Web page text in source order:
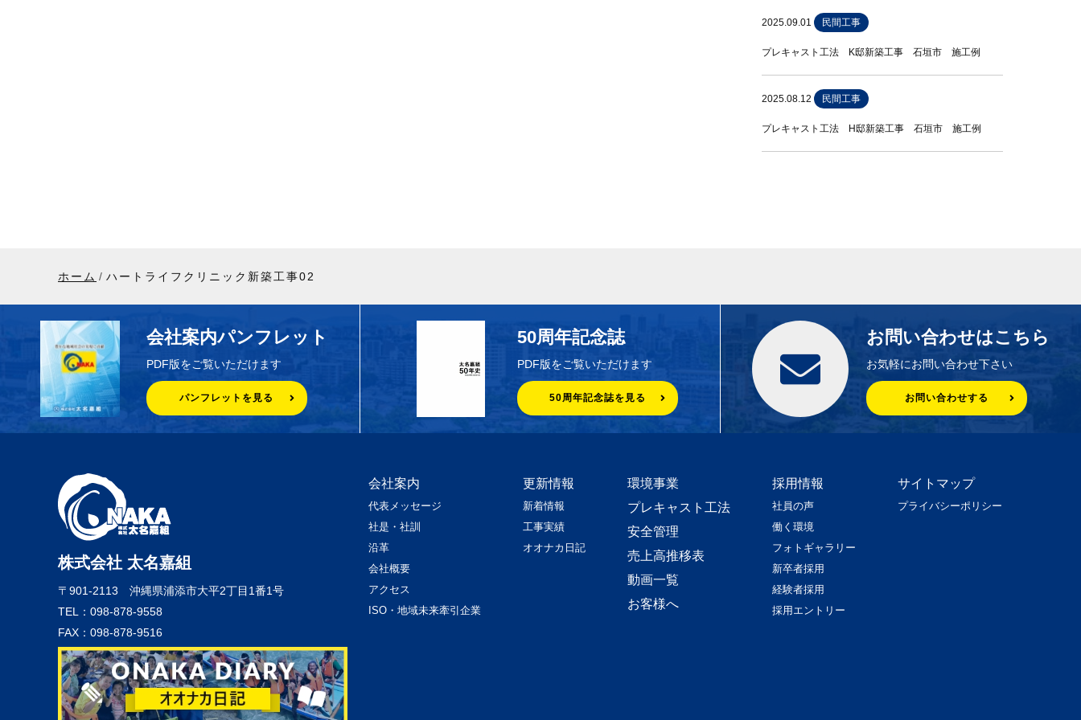
2025.09.01 民間工事
プレキャスト工法 K邸新築工事 石垣市 施工例
2025.08.12 民間工事
プレキャスト工法 H邸新築工事 石垣市 施工例
ホーム ハートライフクリニック新築工事02
会社案内パンフレット
PDF版をご覧いただけます
パンフレットを見る
50周年記念誌
PDF版をご覧いただけます
50周年記念誌を見る
お問い合わせはこちら
お気軽にお問い合わせ下さい
お問い合わせする
株式会社 太名嘉組
〒901-2113 沖縄県浦添市大平2丁目1番1号
TEL：098-878-9558
FAX：098-878-9516
会社案内
代表メッセージ
社是・社訓
沿革
会社概要
アクセス
ISO・地域未来牽引企業
更新情報
新着情報
工事実績
オオナカ日記
環境事業
プレキャスト工法
安全管理
売上高推移表
動画一覧
お客様へ
採用情報
社員の声
働く環境
フォトギャラリー
新卒者採用
経験者採用
採用エントリー
サイトマップ
プライバシーポリシー